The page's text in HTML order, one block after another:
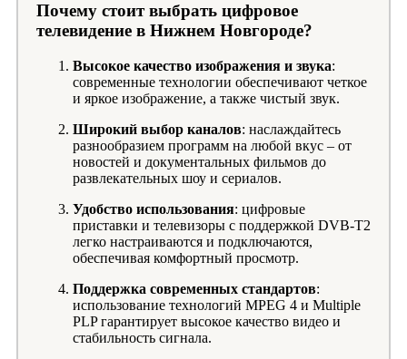
Почему стоит выбрать цифровое
телевидение в Нижнем Новгороде?
Высокое качество изображения и звука:
современные технологии обеспечивают четкое
и яркое изображение, а также чистый звук.
Широкий выбор каналов: наслаждайтесь
разнообразием программ на любой вкус – от
новостей и документальных фильмов до
развлекательных шоу и сериалов.
Удобство использования: цифровые
приставки и телевизоры с поддержкой DVB-T2
легко настраиваются и подключаются,
обеспечивая комфортный просмотр.
Поддержка современных стандартов:
использование технологий MPEG 4 и Multiple
PLP гарантирует высокое качество видео и
стабильность сигнала.